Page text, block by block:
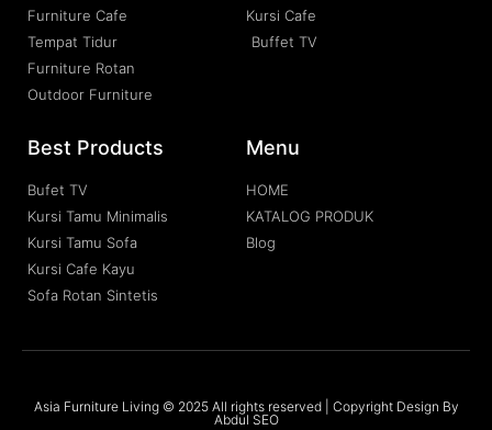
Furniture Cafe
Tempat Tidur
Furniture Rotan
Outdoor Furniture
Kursi Cafe
Buffet TV
Best Products
Bufet TV
Kursi Tamu Minimalis
Kursi Tamu Sofa
Kursi Cafe Kayu
Sofa Rotan Sintetis
Menu
HOME
KATALOG PRODUK
Blog
Asia Furniture Living © 2025 All rights reserved | Copyright Design By
Abdul SEO